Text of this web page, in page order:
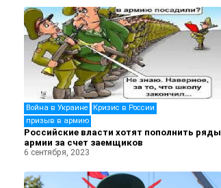
Война в Украине
Кризис в России
призыв в армию
Российские власти хотят пополнить ряды
армии за счет заемщиков
6 сентября, 2023